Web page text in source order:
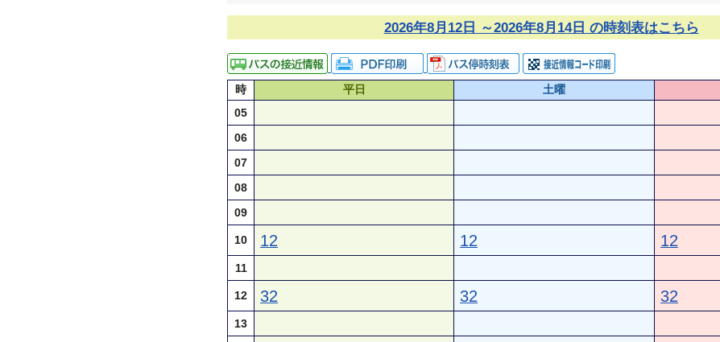
2026年8月12日 ～2026年8月14日 の時刻表はこちら
時 平日 土曜
05
06
07
08
09
10 12 12 12
11
12 32 32 32
13